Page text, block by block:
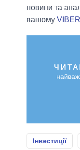
новини та
вашому
Інвестиції